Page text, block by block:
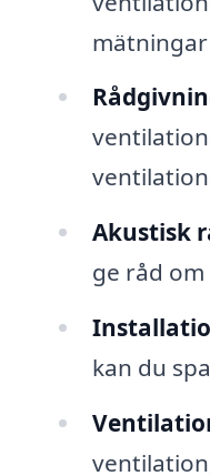
Akustisk
ge råd
kan du